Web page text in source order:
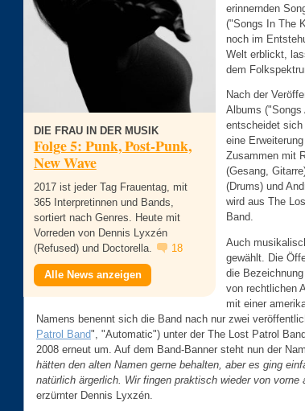
DIE FRAU IN DER MUSIK
Folge 5: Punk, Post-Punk,
New Wave
2017 ist jeder Tag Frauentag, mit
365 Interpretinnen und Bands,
sortiert nach Genres. Heute mit
Vorreden von Dennis Lyxzén
(Refused) und Doctorella.
18
Alle News anzeigen
erinnernden
("Songs In The
noch im
Welt erblickt,
dem
Nach der
Albums ("Songs
entscheidet
eine
Zusammen mit
(Gesang,
(Drums) und
wird aus The
Band.
Auch
gewählt. Die
die
von rechtlichen
mit einer
Namens benennt sich die Band nach nur zwei
Patrol Band", "Automatic") unter der The Lost Patrol
2008 erneut um. Auf dem Band-Banner steht nun der
hätten den alten Namen gerne behalten, aber es ging
natürlich ärgerlich. Wir fingen praktisch wieder von vorne
erzürnter Dennis Lyxzén.